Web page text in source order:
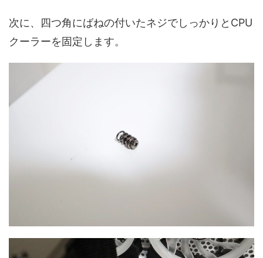
次に、四つ角にばねの付いたネジでしっかりとCPU
クーラーを固定します。